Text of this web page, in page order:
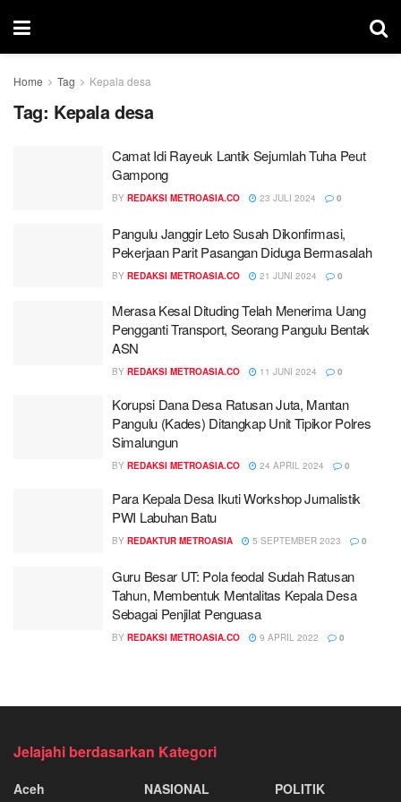
Home Tag Kepala desa
Tag: Kepala desa
Camat Idi Rayeuk Lantik Sejumlah Tuha Peut
Gampong
BY REDAKSI METROASIA.CO 23 JULI 2024 0
Pangulu Janggir Leto Susah Dikonfirmasi,
Pekerjaan Parit Pasangan Diduga Bermasalah
BY REDAKSI METROASIA.CO 21 JUNI 2024 0
Merasa Kesal Dituding Telah Menerima Uang
Pengganti Transport, Seorang Pangulu Bentak
ASN
BY REDAKSI METROASIA.CO 11 JUNI 2024 0
Korupsi Dana Desa Ratusan Juta, Mantan
Pangulu (Kades) Ditangkap Unit Tipikor Polres
Simalungun
BY REDAKSI METROASIA.CO 24 APRIL 2024 0
Para Kepala Desa Ikuti Workshop Jurnalistik
PWI Labuhan Batu
BY REDAKTUR METROASIA 5 SEPTEMBER 2023 0
Guru Besar UT: Pola feodal Sudah Ratusan
Tahun, Membentuk Mentalitas Kepala Desa
Sebagai Penjilat Penguasa
BY REDAKSI METROASIA.CO 9 APRIL 2022 0
Jelajahi berdasarkan Kategori
Aceh NASIONAL POLITIK